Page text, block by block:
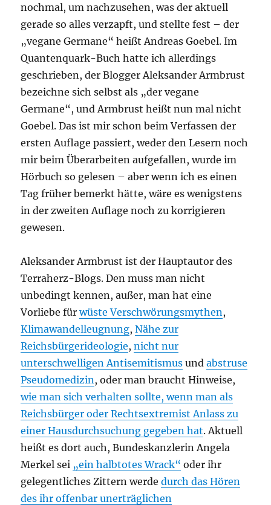
nochmal, um nachzusehen, was der aktuell
gerade so alles verzapft, und stellte fest – der
„vegane Germane“ heißt Andreas Goebel. Im
Quantenquark-Buch hatte ich allerdings
geschrieben, der Blogger Aleksander Armbrust
bezeichne sich selbst als „der vegane
Germane“, und Armbrust heißt nun mal nicht
Goebel. Das ist mir schon beim Verfassen der
ersten Auflage passiert, weder den Lesern noch
mir beim Überarbeiten aufgefallen, wurde im
Hörbuch so gelesen – aber wenn ich es einen
Tag früher bemerkt hätte, wäre es wenigstens
in der zweiten Auflage noch zu korrigieren
gewesen.
Aleksander Armbrust ist der Hauptautor des
Terraherz-Blogs. Den muss man nicht
unbedingt kennen, außer, man hat eine
Vorliebe fürwüste Verschwörungsmythen ,
Klimawandelleugnung,Nähe zur
Reichsbürgerideologie,nicht nur
unterschwelligen Antisemitismus undabstruse
Pseudomedizin , oder man braucht Hinweise,
wie man sich verhalten sollte, wenn man als
Reichsbürger oder Rechtsextremist Anlass zu
einer Hausdurchsuchung gegeben hat. Aktuell
heißt es dort auch, Bundeskanzlerin Angela
Merkel sei „ein halbtotes Wrack“ oder ihr
gelegentliches Zittern werdedurch das Hören
des ihr offenbar unerträglichen